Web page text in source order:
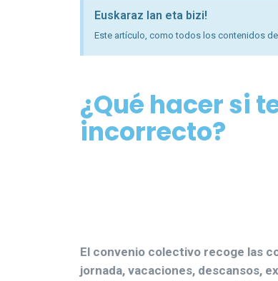
Euskaraz lan eta bizi!
Este artículo, como todos los contenidos
¿Qué hacer si
incorrecto?
El convenio colectivo recoge las
jornada, vacaciones, descansos,